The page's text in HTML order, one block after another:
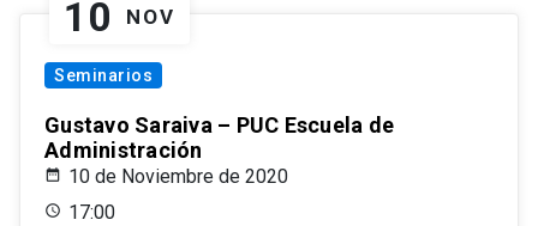
10 NOV
Seminarios
Gustavo Saraiva – PUC Escuela de
Administración
10 de Noviembre de 2020
17:00